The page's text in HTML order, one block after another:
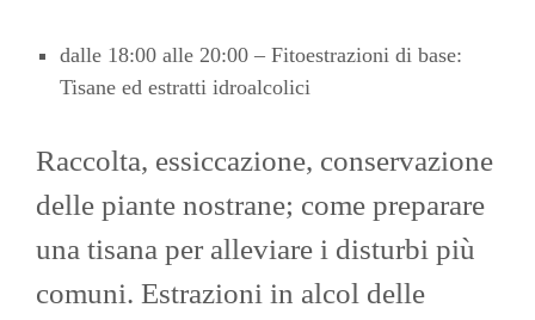
dalle 18:00 alle 20:00 – Fitoestrazioni di base:
Tisane ed estratti idroalcolici
Raccolta, essiccazione, conservazione
delle piante nostrane; come preparare
una tisana per alleviare i disturbi più
comuni. Estrazioni in alcol delle